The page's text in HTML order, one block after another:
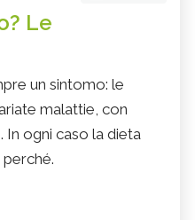
Le
un sintomo: le
malattie, con
In ogni caso la dieta